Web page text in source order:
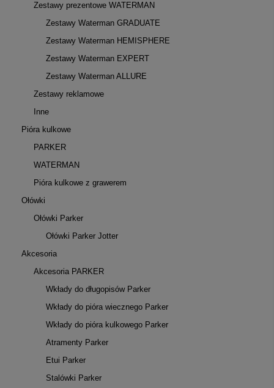
Zestawy prezentowe WATERMAN
Zestawy Waterman GRADUATE
Zestawy Waterman HEMISPHERE
Zestawy Waterman EXPERT
Zestawy Waterman ALLURE
Zestawy reklamowe
Inne
Pióra kulkowe
PARKER
WATERMAN
Pióra kulkowe z grawerem
Ołówki
Ołówki Parker
Ołówki Parker Jotter
Akcesoria
Akcesoria PARKER
Wkłady do długopisów Parker
Wkłady do pióra wiecznego Parker
Wkłady do pióra kulkowego Parker
Atramenty Parker
Etui Parker
Stalówki Parker